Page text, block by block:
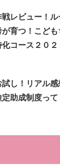
レビュー！ル
育つ！こど
コース２０２
し！リアル
助成制度って